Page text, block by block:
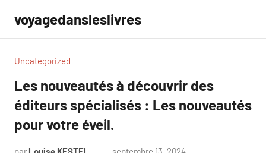
contenu
voyagedansleslivres
Uncategorized
Les nouveautés à découvrir des
éditeurs spécialisés : Les nouveautés
pour votre éveil.